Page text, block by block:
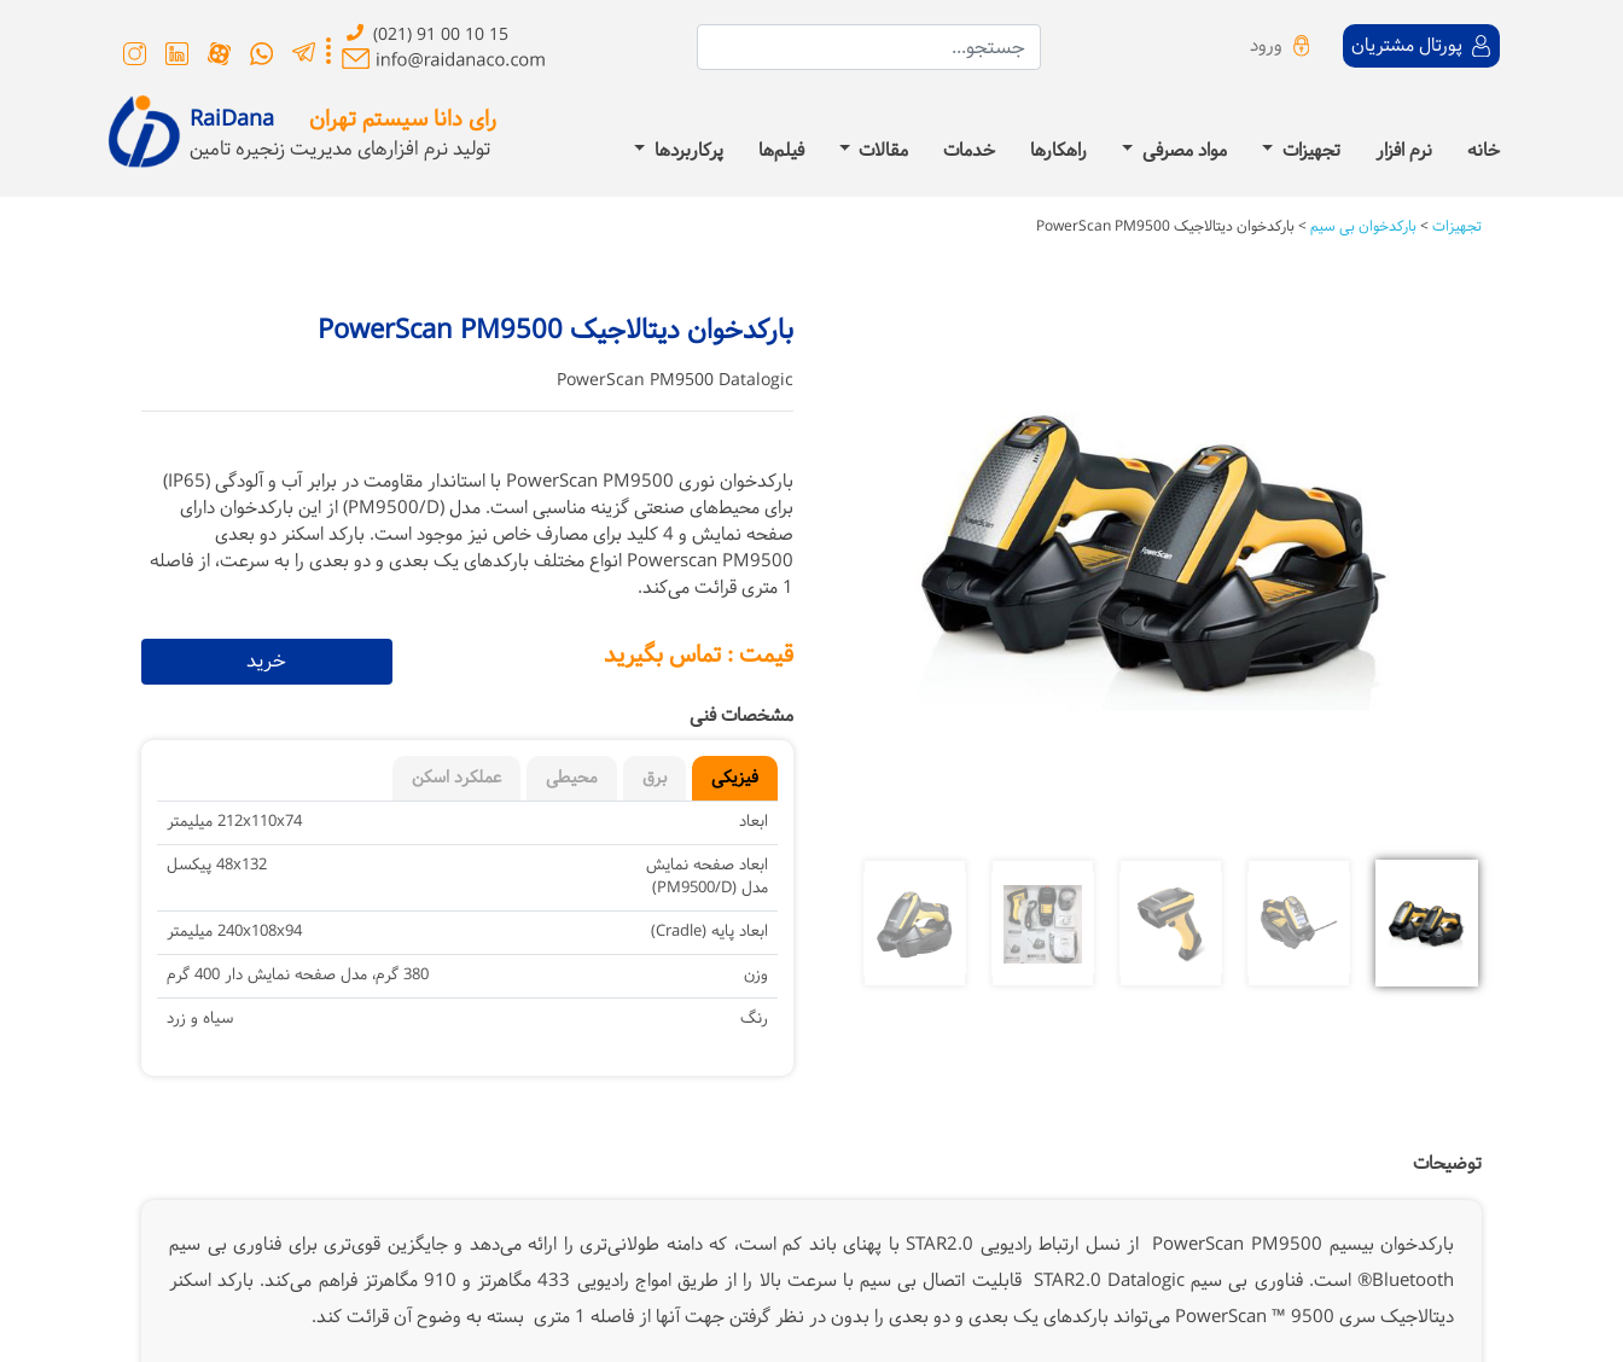
پورتال مشتریان ورود (021) 91 00 10 15
خانه نرم افزار تجهیزات مواد مصرفی راهکارها خدمات مقالات فیلم‌ها پرکاربردها
رای دانا سیستم تهران RaiDana
تولید نرم افزارهای مدیریت زنجیره تامین
تجهیزات>بارکدخوان بی سیم>بارکدخوان دیتالاجیک PowerScan PM9500
Previous
بارکدخوان دیتالاجیک PowerScan PM9500
PowerScan PM9500 Datalogic
بارکدخوان نوری PowerScan PM9500 با استاندار مقاومت در برابر آب و آلودگی (IP65)
برای محیط‌های صنعتی گزینه مناسبی است. مدل (PM9500/D) از این بارکدخوان دارای
صفحه نمایش و 4 کلید برای مصارف خاص نیز موجود است. بارکد اسکنر دو بعدی
Powerscan PM9500 انواع مختلف بارکدهای یک بعدی و دو بعدی را به سرعت، از فاصله
1 متری قرائت می‌کند.
قیمت : تماس بگیرید خرید
مشخصات فنی
فیزیکی برق محیطی عملکرد اسکن
ابعاد
212x110x74 میلیمتر
ابعاد صفحه نمایش
مدل (PM9500/D)
48x132 پیکسل
ابعاد پایه (Cradle)
240x108x94 میلیمتر
وزن
380 گرم، مدل صفحه نمایش دار 400 گرم
رنگ
سیاه و زرد
توضیحات
بارکدخوان بیسیم PowerScan PM9500 از نسل ارتباط رادیویی STAR2.0 با پهنای باند کم است، که دامنه طولانی‌تری را ارائه می‌دهد و جایگزین قوی‌تری برای فناوری بی سیم
Bluetooth® است. فناوری بی سیم STAR2.0 Datalogic قابلیت اتصال بی سیم با سرعت بالا را از طریق امواج رادیویی 433 مگاهرتز و 910 مگاهرتز فراهم می‌کند. بارکد اسکنر
دیتالاجیک سری PowerScan ™ 9500
می‌تواند بارکدهای یک بعدی و دو بعدی را بدون در نظر گرفتن جهت آنها از فاصله 1 متری بسته به وضوح آن قرائت کند.